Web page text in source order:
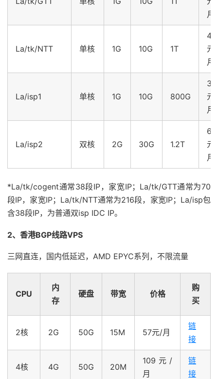
月
La/tk/NTT 单核 1G 10G 1T
43
元/
月
La/isp1 单核 1G 10G 800G
35
元/
月
La/isp2 双核 2G 30G 1.2T
67
元/
月
*La/tk/cogent通常38段IP，家宽IP；La/tk/GTT通常为70
段IP，家宽IP；La/tk/NTT通常为216段，家宽IP；La/isp包
含38段IP，为普通双isp IDC IP。
2、香港BGP线路VPS
三网直连，国内低延迟，AMD EPYC系列，不限流量
CPU
内
存
硬盘 带宽 价格
购
买
2核 2G 50G 15M 57元/月
链
接
4核 4G 50G 20M
109元/
月
链
接